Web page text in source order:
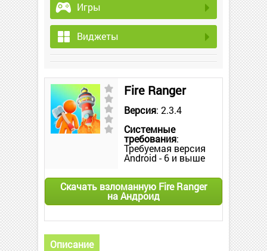
Игры
Виджеты
Fire Ranger
Версия: 2.3.4
Системные
требования:
Требуемая версия
Android - 6 и выше
Скачать взломанную Fire Ranger
на Андроид
Описание